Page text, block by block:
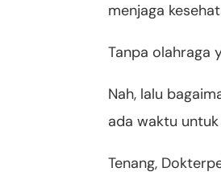
menjaga
Tanpa olahraga
Nah, lalu
ada waktu
Tenang,